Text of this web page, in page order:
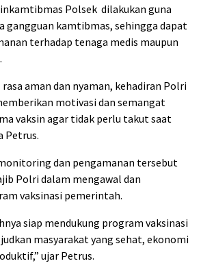
Polsek dilakukan guna
gangguan kamtibmas, sehingga dapat
terhadap tenaga medis maupun
aman dan nyaman, kehadiran Polri
motivasi dan semangat
vaksin agar tidak perlu takut saat
Petrus.
dan pengamanan tersebut
Polri dalam mengawal dan
vaksinasi pemerintah.
siap mendukung program vaksinasi
masyarakat yang sehat, ekonomi
ujar Petrus.